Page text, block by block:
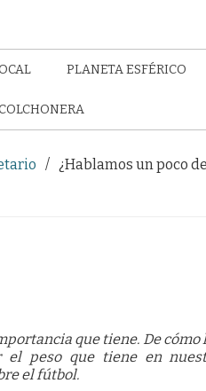
PLANETA ESFÉRICO
¿Hablamos un poco
que tiene. De cómo
el peso que tiene en
el fútbol.